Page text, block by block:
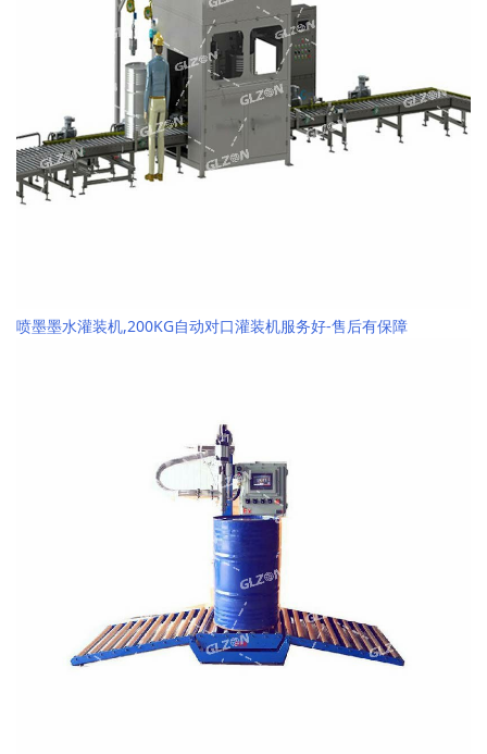
喷墨墨水灌装机,200KG自动对口灌装机服务好-售后有保障